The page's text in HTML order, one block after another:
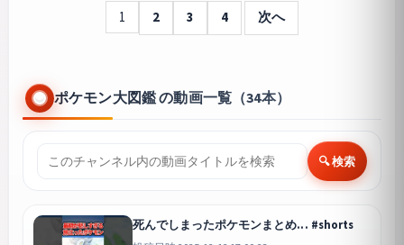
1 2 3 4 次へ
ポケモン大図鑑 の動画一覧（34本）
🔍 検索
死んでしまったポケモンまとめ... #shorts